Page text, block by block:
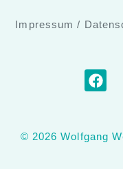
Impressum /
© 2026 Wolfgang